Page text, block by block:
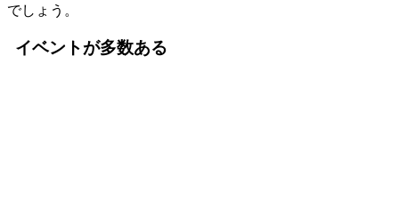
でしょう。
イベントが多数ある